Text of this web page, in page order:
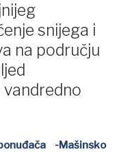
snijega i
na području
-Mašinsko